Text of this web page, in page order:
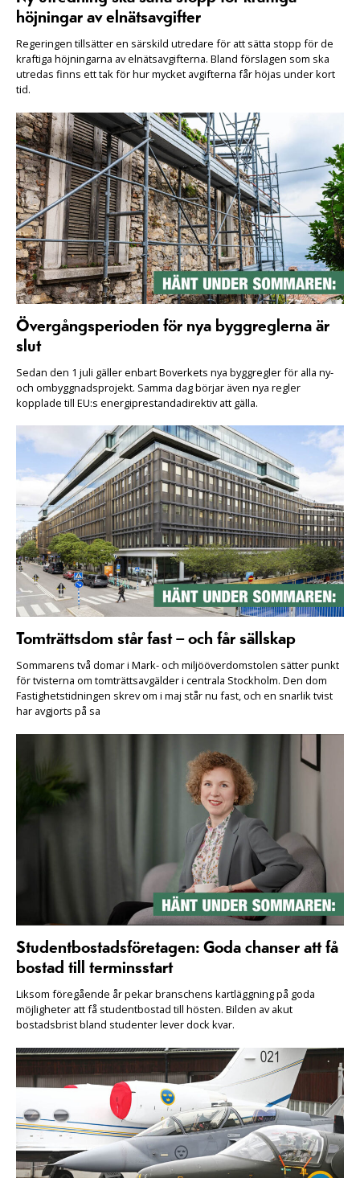
höjningar av elnätsavgifter
Regeringen tillsätter en särskild utredare för att sätta stopp för de
kraftiga höjningarna av elnätsavgifterna. Bland förslagen som ska
utredas finns ett tak för hur mycket avgifterna får höjas under kort
tid.
Övergångsperioden för nya byggreglerna är
slut
Sedan den 1 juli gäller enbart Boverkets nya byggregler för alla ny-
och ombyggnadsprojekt. Samma dag börjar även nya regler
kopplade till EU:s energiprestandadirektiv att gälla.
Tomträttsdom står fast – och får sällskap
Sommarens två domar i Mark- och miljööverdomstolen sätter punkt
för tvisterna om tomträttsavgälder i centrala Stockholm. Den dom
Fastighetstidningen skrev om i maj står nu fast, och en snarlik tvist
har avgjorts på sa
Studentbostadsföretagen: Goda chanser att få
bostad till terminsstart
Liksom föregående år pekar branschens kartläggning på goda
möjligheter att få studentbostad till hösten. Bilden av akut
bostadsbrist bland studenter lever dock kvar.